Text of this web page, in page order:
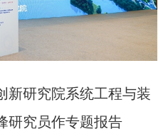
研究院系统工程与装
研究员作专题报告